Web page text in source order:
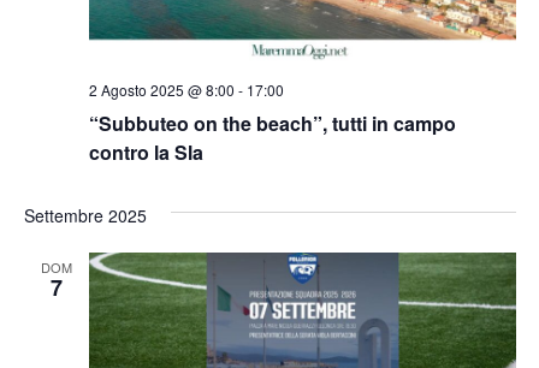
“Subbuteo on the beach”, tutti in campo
contro la Sla
2 Agosto 2025 @ 8:00 - 17:00
Settembre 2025
DOM
7